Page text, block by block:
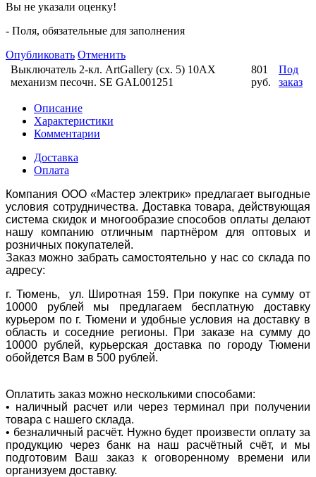
Вы не указали оценку!
- Поля, обязательные для заполнения
Опубликовать Отменить
Выключатель 2-кл. ArtGallery (сх. 5) 10AX
механизм песочн. SE GAL001251
801
руб.
Под
заказ
Описание
Характеристики
Комментарии
Доставка
Оплата
Компания ООО «Мастер электрик» предлагает выгодные
условия сотрудничества. Доставка товара, действующая
система скидок и многообразие способов оплаты делают
нашу компанию отличным партнёром для оптовых и
розничных покупателей.
Заказ можно забрать самостоятельно у нас со склада по
адресу:
г. Тюмень, ул. Широтная 159. При покупке на сумму от
10000 рублей мы предлагаем бесплатную доставку
курьером по г. Тюмени и удобные условия на доставку в
область и соседние регионы. При заказе на сумму до
10000 рублей, курьерская доставка по городу Тюмени
обойдется Вам в 500 рублей.
Оплатить заказ можно несколькими способами:
• наличный расчет или через терминал при получении
товара с нашего склада.
• безналичный расчёт. Нужно будет произвести оплату за
продукцию через банк на наш расчётный счёт, и мы
подготовим Ваш заказ к оговоренному времени или
организуем доставку.